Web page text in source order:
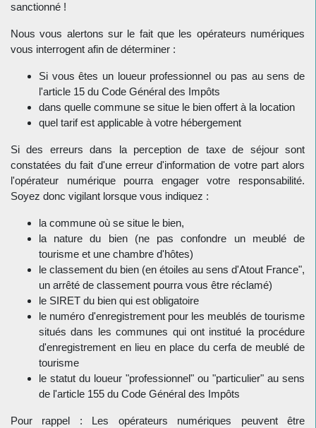
sanctionné !
Nous vous alertons sur le fait que les opérateurs numériques
vous interrogent afin de déterminer :
Si vous êtes un loueur professionnel ou pas au sens de
l'article 15 du Code Général des Impôts
dans quelle commune se situe le bien offert à la location
quel tarif est applicable à votre hébergement
Si des erreurs dans la perception de taxe de séjour sont
constatées du fait d'une erreur d'information de votre part alors
l'opérateur numérique pourra engager votre responsabilité.
Soyez donc vigilant lorsque vous indiquez :
la commune où se situe le bien,
la nature du bien (ne pas confondre un meublé de
tourisme et une chambre d'hôtes)
le classement du bien (en étoiles au sens d'Atout France",
un arrêté de classement pourra vous être réclamé)
le SIRET du bien qui est obligatoire
le numéro d'enregistrement pour les meublés de tourisme
situés dans les communes qui ont institué la procédure
d'enregistrement en lieu en place du cerfa de meublé de
tourisme
le statut du loueur "professionnel" ou "particulier" au sens
de l'article 155 du Code Général des Impôts
Pour rappel : Les opérateurs numériques peuvent être